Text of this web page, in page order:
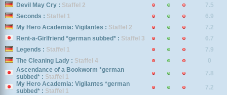
Devil May Cry : Staffel 2
7.5
Seconds : Staffel 1
6.9
My Hero Academia: Vigilantes : Staffel 2
7.2
Rent-a-Girlfriend *german subbed* : Staffel 3
6.7
Legends : Staffel 1
7.9
The Cleaning Lady : Staffel 4
0
Ascendance of a Bookworm *german
subbed* : Staffel 1
7.8
My Hero Academia: Vigilantes *german
subbed* : Staffel 1
7.2